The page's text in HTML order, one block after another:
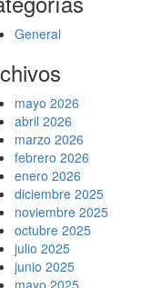
General
mayo 2026
abril 2026
marzo 2026
febrero 2026
enero 2026
diciembre 2025
noviembre 2025
octubre 2025
julio 2025
junio 2025
mayo 2025